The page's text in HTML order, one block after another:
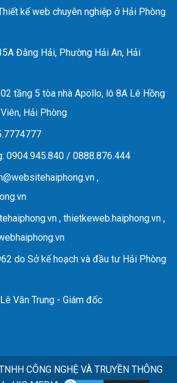
kế web chuyên nghiệp ở Hải Phòng
Đằng Hải, Phường Hải An, Hải
tầng 5 tòa nhà Apollo, lô 8A Lê Hồng
Hải Phòng
: 0904.945.840 / 0888.876.444
,
, thietkeweb.haiphong.vn ,
do Sở kế hoạch và đầu tư Hải Phòng
Văn Trung - Giám đốc
CÔNG NGHỆ VÀ TRUYỀN THÔNG